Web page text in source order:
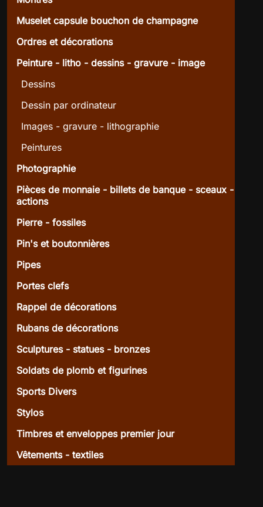
Muselet capsule bouchon de champagne
Ordres et décorations
Peinture - litho - dessins - gravure - image
Dessins
Dessin par ordinateur
Images - gravure - lithographie
Peintures
Photographie
Pièces de monnaie - billets de banque - sceaux -
actions
Pierre - fossiles
Pin's et boutonnières
Pipes
Portes clefs
Rappel de décorations
Rubans de décorations
Sculptures - statues - bronzes
Soldats de plomb et figurines
Sports Divers
Stylos
Timbres et enveloppes premier jour
Vêtements - textiles